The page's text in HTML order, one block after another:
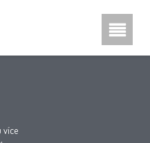
poznu00e1te
více